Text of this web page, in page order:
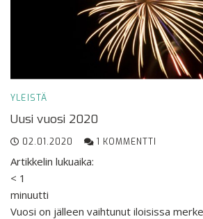
YLEISTÄ
Uusi vuosi 2020
02.01.2020 1 KOMMENTTI
Artikkelin lukuaika:
< 1
minuutti
Vuosi on jälleen vaihtunut iloisissa